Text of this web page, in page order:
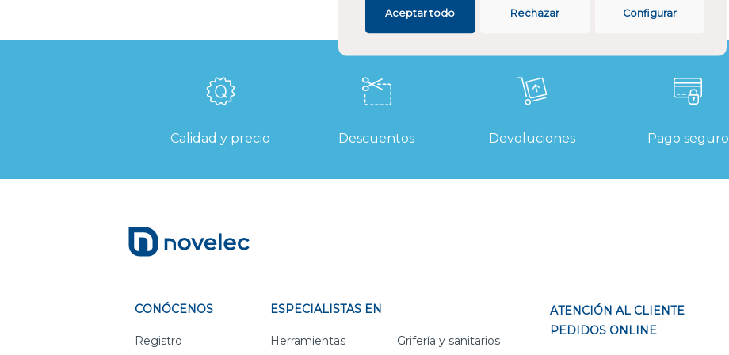
Configurar
Rechazar
Aceptar todo
Calidad y precio Descuentos Devoluciones Pago seguro
CONÓCENOS
Registro
ESPECIALISTAS EN
Herramientas Grifería y sanitarios
ATENCIÓN AL CLIENTE
PEDIDOS ONLINE